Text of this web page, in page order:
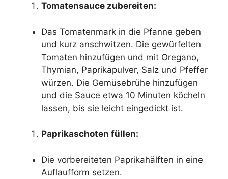
Tomatensauce zubereiten:
Das Tomatenmark in die Pfanne geben
und kurz anschwitzen. Die gewürfelten
Tomaten hinzufügen und mit Oregano,
Thymian, Paprikapulver, Salz und Pfeffer
würzen. Die Gemüsebrühe hinzufügen
und die Sauce etwa 10 Minuten köcheln
lassen, bis sie leicht eingedickt ist.
Paprikaschoten füllen:
Die vorbereiteten Paprikahälften in eine
Auflaufform setzen.